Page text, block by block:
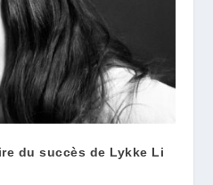
du succès de Lykke Li